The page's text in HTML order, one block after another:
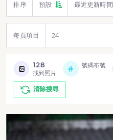
排序 預設 最近更新時間
每頁項目
128
找到照片
號碼布號
清除搜尋